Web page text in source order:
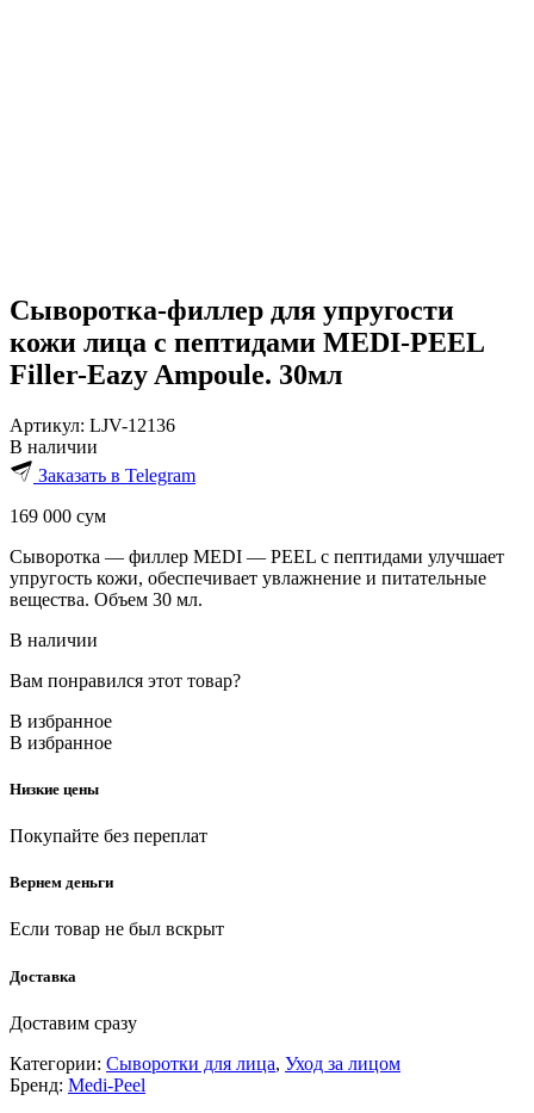
Сыворотка-филлер для упругости
кожи лица с пептидами MEDI-PEEL
Filler-Eazy Ampoule. 30мл
Артикул: LJV-12136
В наличии
Заказать в Telegram
169 000 сум
Сыворотка — филлер MEDI — PEEL с пептидами улучшает
упругость кожи, обеспечивает увлажнение и питательные
вещества. Объем 30 мл.
В наличии
Вам понравился этот товар?
В избранное
В избранное
Низкие цены
Покупайте без переплат
Вернем деньги
Если товар не был вскрыт
Доставка
Доставим сразу
Категории: Сыворотки для лица, Уход за лицом
Бренд: Medi-Peel